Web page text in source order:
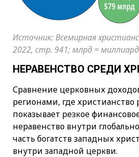
Источник: Всемирная
2022, стр. 941; млрд = миллиард
НЕРАВЕНСТВО СРЕДИ
Сравнение церковных
регионами, где христианство
показывает резкое
неравенство внутри
часть богатств западных
внутри западной церкви.